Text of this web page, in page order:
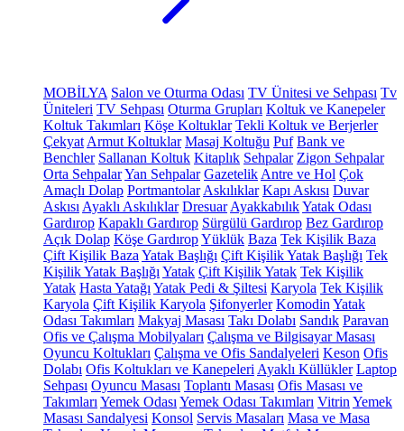
MOBİLYA Salon ve Oturma Odası TV Ünitesi ve Sehpası Tv
Üniteleri TV Sehpası Oturma Grupları Koltuk ve Kanepeler
Koltuk Takımları Köşe Koltuklar Tekli Koltuk ve Berjerler
Çekyat Armut Koltuklar Masaj Koltuğu Puf Bank ve
Benchler Sallanan Koltuk Kitaplık Sehpalar Zigon Sehpalar
Orta SehpalarYan Sehpalar Gazetelik Antre ve Hol Çok
Amaçlı Dolap Portmantolar Askılıklar Kapı Askısı Duvar
Askısı Ayaklı Askılıklar Dresuar AyakkabılıkYatak Odası
Gardırop Kapaklı Gardırop Sürgülü Gardırop Bez Gardırop
Açık Dolap Köşe GardıropYüklük Baza Tek Kişilik Baza
Çift Kişilik Baza Yatak Başlığı Çift Kişilik Yatak Başlığı Tek
Kişilik Yatak Başlığı Yatak Çift Kişilik Yatak Tek Kişilik
Yatak Hasta Yatağı Yatak Pedi & Şiltesi Karyola Tek Kişilik
Karyola Çift Kişilik Karyola Şifonyerler Komodin Yatak
Odası Takımları Makyaj Masası Takı Dolabı Sandık Paravan
Ofis ve Çalışma Mobilyaları Çalışma ve Bilgisayar Masası
Oyuncu Koltukları Çalışma ve Ofis Sandalyeleri Keson Ofis
Dolabı Ofis Koltukları ve Kanepeleri Ayaklı Küllükler Laptop
Sehpası Oyuncu Masası Toplantı Masası Ofis Masası ve
Takımları Yemek Odası Yemek Odası Takımları Vitrin Yemek
Masası Sandalyesi Konsol Servis Masaları Masa ve Masa